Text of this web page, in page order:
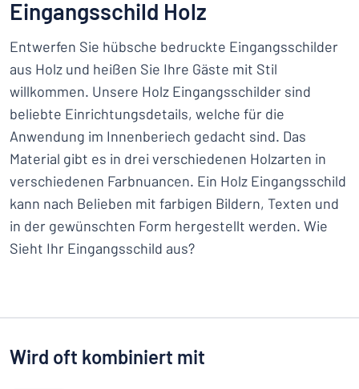
Eingangsschild Holz
Entwerfen Sie hübsche bedruckte Eingangsschilder
aus Holz und heißen Sie Ihre Gäste mit Stil
willkommen. Unsere Holz Eingangsschilder sind
beliebte Einrichtungsdetails, welche für die
Anwendung im Innenberiech gedacht sind. Das
Material gibt es in drei verschiedenen Holzarten in
verschiedenen Farbnuancen. Ein Holz Eingangsschild
kann nach Belieben mit farbigen Bildern, Texten und
in der gewünschten Form hergestellt werden. Wie
Sieht Ihr Eingangsschild aus?
Wird oft kombiniert mit